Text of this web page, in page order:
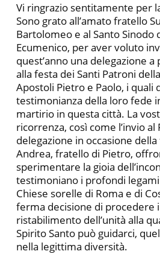
Vi ringrazio sentitamente per
Sono grato all’amato fratello
Bartolomeo e al Santo Sinodo
Ecumenico, per aver voluto
quest’anno una delegazione
alla festa dei Santi Patroni
Apostoli Pietro e Paolo, i quali
testimonianza della loro fede
martirio in questa città. La
ricorrenza, così come l’invio al
delegazione in occasione
Andrea, fratello di Pietro,
sperimentare la gioia
testimoniano i profondi
Chiese sorelle di Roma e di
ferma decisione di procedere
ristabilimento dell’unità alla
Spirito Santo può guidarci,
nella legittima diversità.